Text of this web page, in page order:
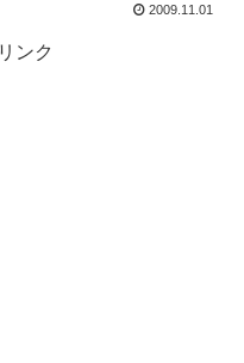
2009.11.01
ンク